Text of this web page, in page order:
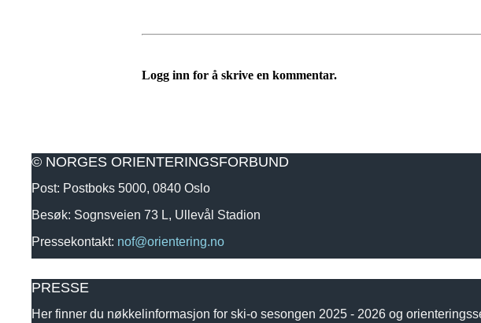
Logg inn for å skrive en kommentar.
© NORGES ORIENTERINGSFORBUND
Post: Postboks 5000, 0840 Oslo
Besøk: Sognsveien 73 L, Ullevål Stadion
Pressekontakt: nof@orientering.no
PRESSE
Her finner du nøkkelinformasjon for ski-o sesongen 2025 - 2026 og